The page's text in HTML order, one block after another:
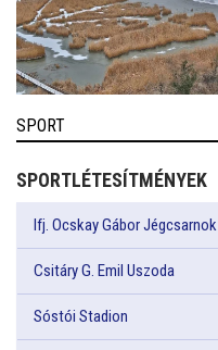
SPORT
SPORTLÉTESÍTMÉNYEK
Ifj. Ocskay Gábor Jégcsarnok
Csitáry G. Emil Uszoda
Sóstói Stadion